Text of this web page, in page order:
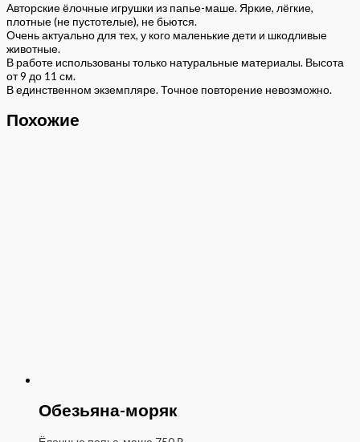
Авторские ёлочные игрушки из папье-маше. Яркие, лёгкие,
плотные (не пустотелые), не бьются.
Очень актуально для тех, у кого маленькие дети и шкодливые
животные.
В работе использованы только натуральные материалы. Высота
от 9 до 11 см.
В единственном экземпляре. Точное повторение невозможно.
Похожие
Обезьяна-моряк